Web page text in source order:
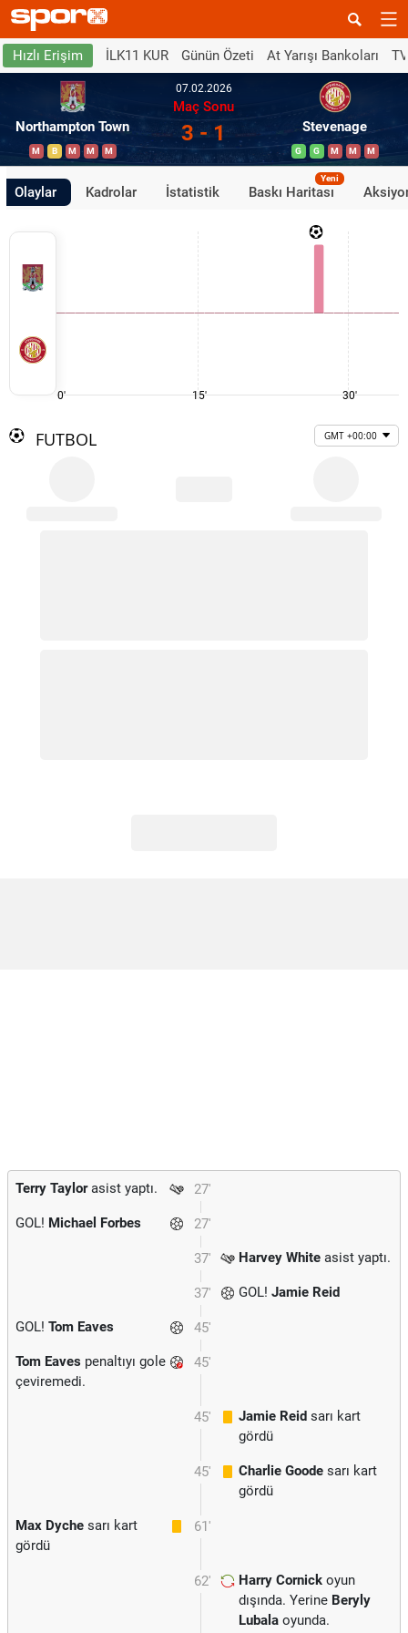
Hızlı Erişim İLK11 KUR Günün Özeti At Yarışı Bankoları
Northampton Town
M B M M M
07.02.2026
Maç Sonu
3 - 1 Stevenage
G G M M M
Olaylar Kadrolar İstatistik Baskı Haritası
Yeni
0' 15' 30'
FUTBOL GMT +00:00
27'
Terry Taylorasist yaptı.
27'
GOL! Michael Forbes
37' Harvey White asist yaptı.
37' GOL! Jamie Reid
45'
GOL! Tom Eaves
45'
Tom Eaves penaltıyı gole
çeviremedi.
45' Jamie Reid sarı kart
gördü
45' Charlie Goode sarı kart
gördü
61'
Max Dyche sarı kart
gördü
62' Harry Cornick oyun
dışında. Yerine Beryly
Lubala oyunda.